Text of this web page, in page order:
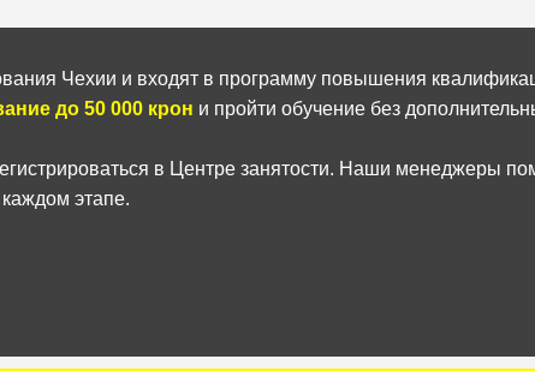
Чехии и входят в программу повышения
до 50 000 крон и пройти обучение без
в Центре занятости. Наши менеджеры
этапе.